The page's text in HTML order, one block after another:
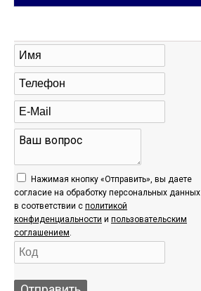
Нажимая кнопку «Отправить», вы даете
согласие на обработку персональных данных
в соответствии c политикой
конфиденциальности и пользовательским
соглашением.